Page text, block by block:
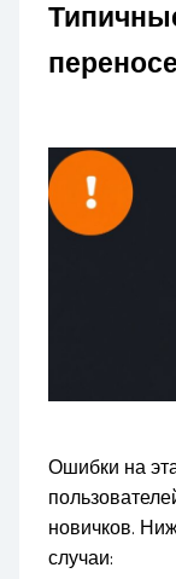
Ошибки на
новичков.
случаи: